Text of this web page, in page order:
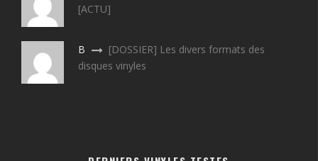
[ACTU]
B
[DOSSIER] Les divers formats des
disques vinyles